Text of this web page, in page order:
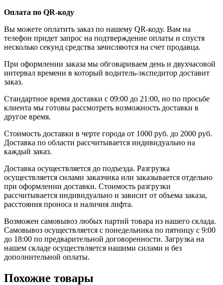
Оплата по QR-коду
Вы можете оплатить заказ по нашему QR-коду. Вам на
телефон придет запрос на подтверждение оплаты и спустя
несколько секунд средства зачисляются на счет продавца.
При оформлении заказа мы обговариваем день и двухчасовой
интервал времени в который водитель-экспедитор доставит
заказ.
Стандартное время доставки с 09:00 до 21:00, но по просьбе
клиента мы готовы рассмотреть возможность доставки в
другое время.
Стоимость доставки в черте города от 1000 руб. до 2000 руб.
Доставка по области рассчитывается индивидуально на
каждый заказ.
Доставка осуществляется до подъезда. Разгрузка
осуществляется силами заказчика или заказывается отдельно
при оформлении доставки. Стоимость разгрузки
рассчитывается индивидуально и зависит от объема заказа,
расстояния проноса и наличия лифта.
Возможен самовывоз любых партий товара из нашего склада.
Самовывоз осуществляется с понедельника по пятницу с 9:00
до 18:00 по предварительной договоренности. Загрузка на
нашем складе осуществляется нашими силами и без
дополнительной оплаты.
Похожие товары